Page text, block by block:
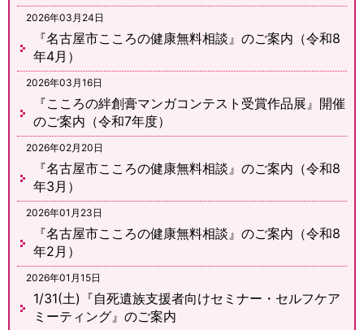
2026年03月24日
『名古屋市こころの健康無料相談』のご案内（令和8
年4月）
2026年03月16日
『こころの絆創膏マンガコンテスト受賞作品展』開催
のご案内（令和7年度）
2026年02月20日
『名古屋市こころの健康無料相談』のご案内（令和8
年3月）
2026年01月23日
『名古屋市こころの健康無料相談』のご案内（令和8
年2月）
2026年01月15日
1/31(土)『自死遺族支援者向けセミナー・セルフケア
ミーティング』のご案内